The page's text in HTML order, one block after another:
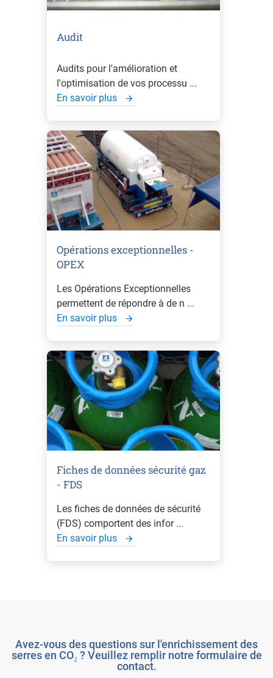
Audit
Audits pour l'amélioration et
l'optimisation de vos processu ...
En savoir plus
Opérations exceptionnelles -
OPEX
Les Opérations Exceptionnelles
permettent de répondre à de n ...
En savoir plus
Fiches de données sécurité gaz
- FDS
Les fiches de données de sécurité
(FDS) comportent des infor ...
En savoir plus
Avez-vous des questions sur l'enrichissement des
serres en CO₂ ? Veuillez remplir notre formulaire de
contact.